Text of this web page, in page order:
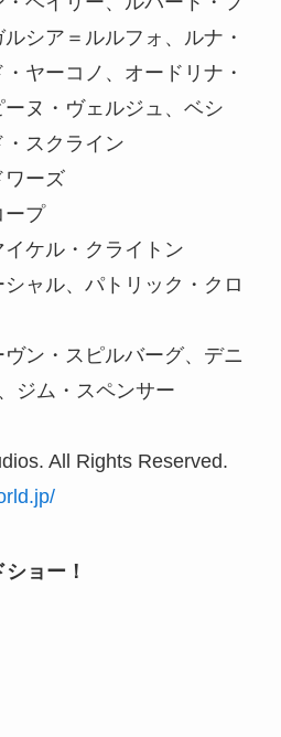
シア＝ルルフォ、ルナ・
ヤーコノ、オードリナ・
ヌ・ヴェルジュ、ベシ
スクライン
ワーズ
ープ
ケル・クライトン
ャル、パトリック・クロ
ン・スピルバーグ、デニ
ジム・スペンサー
All Rights Reserved.
ョー！